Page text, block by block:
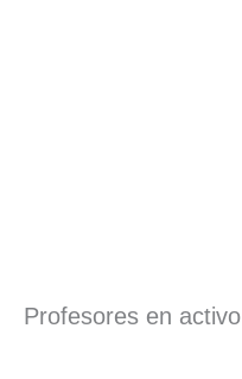
Profesores en activo